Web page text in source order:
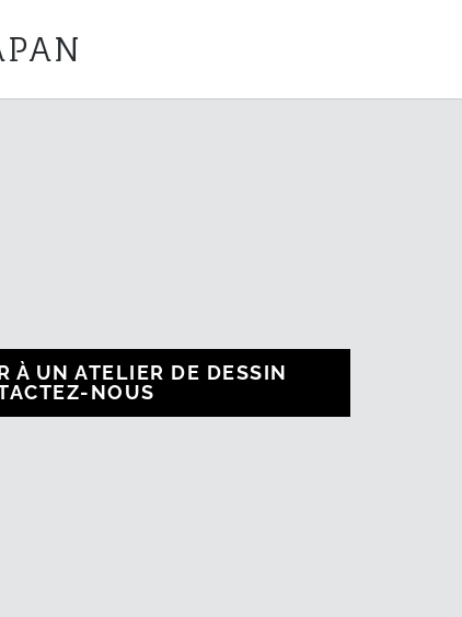
À UN ATELIER DE DESSIN
NOUS